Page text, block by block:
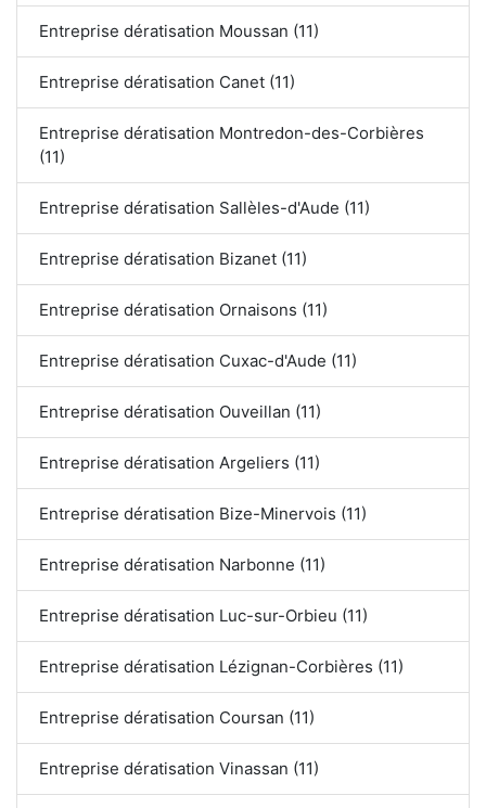
Entreprise dératisation Moussan (11)
Entreprise dératisation Canet (11)
Entreprise dératisation Montredon-des-Corbières
(11)
Entreprise dératisation Sallèles-d'Aude (11)
Entreprise dératisation Bizanet (11)
Entreprise dératisation Ornaisons (11)
Entreprise dératisation Cuxac-d'Aude (11)
Entreprise dératisation Ouveillan (11)
Entreprise dératisation Argeliers (11)
Entreprise dératisation Bize-Minervois (11)
Entreprise dératisation Narbonne (11)
Entreprise dératisation Luc-sur-Orbieu (11)
Entreprise dératisation Lézignan-Corbières (11)
Entreprise dératisation Coursan (11)
Entreprise dératisation Vinassan (11)